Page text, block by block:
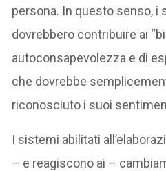
persona. In questo senso,
dovrebbero contribuire ai
autoconsapevolezza e di
che dovrebbe
riconosciuto i suoi
I sistemi abilitati
– e reagiscono ai –